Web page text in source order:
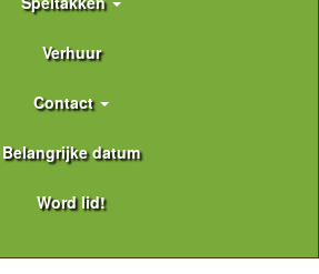
Verhuur
Contact
Belangrijke datum
Word lid!